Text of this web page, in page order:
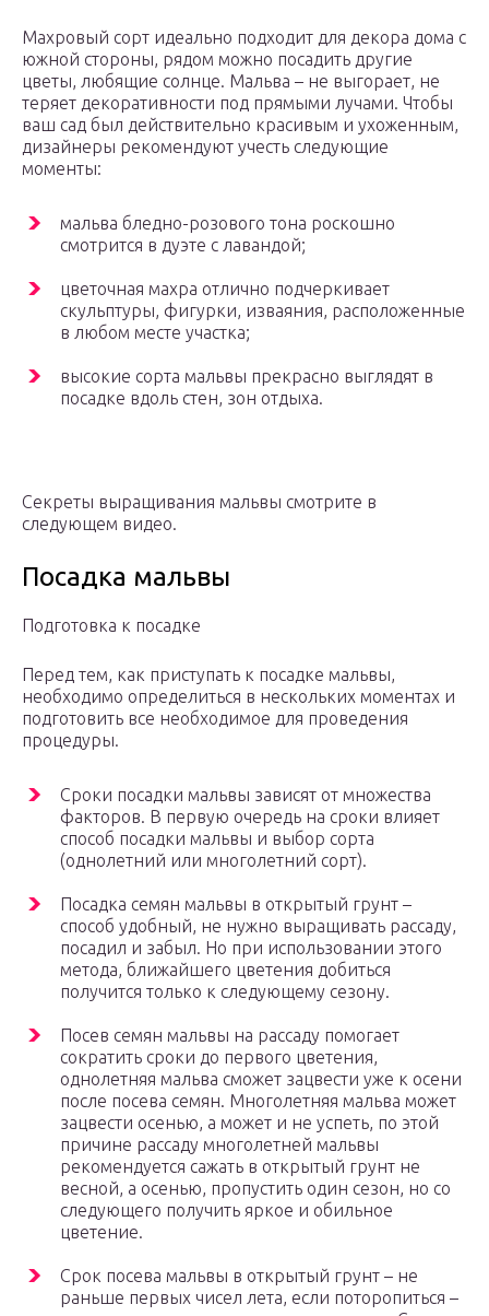
Махровый сорт идеально подходит для декора дома с
южной стороны, рядом можно посадить другие
цветы, любящие солнце. Мальва – не выгорает, не
теряет декоративности под прямыми лучами. Чтобы
ваш сад был действительно красивым и ухоженным,
дизайнеры рекомендуют учесть следующие
моменты:
мальва бледно-розового тона роскошно
смотрится в дуэте с лавандой;
цветочная махра отлично подчеркивает
скульптуры, фигурки, изваяния, расположенные
в любом месте участка;
высокие сорта мальвы прекрасно выглядят в
посадке вдоль стен, зон отдыха.
Секреты выращивания мальвы смотрите в
следующем видео.
Посадка мальвы
Подготовка к посадке
Перед тем, как приступать к посадке мальвы,
необходимо определиться в нескольких моментах и
подготовить все необходимое для проведения
процедуры.
Сроки посадки мальвы зависят от множества
факторов. В первую очередь на сроки влияет
способ посадки мальвы и выбор сорта
(однолетний или многолетний сорт).
Посадка семян мальвы в открытый грунт –
способ удобный, не нужно выращивать рассаду,
посадил и забыл. Но при использовании этого
метода, ближайшего цветения добиться
получится только к следующему сезону.
Посев семян мальвы на рассаду помогает
сократить сроки до первого цветения,
однолетняя мальва сможет зацвести уже к осени
после посева семян. Многолетняя мальва может
зацвести осенью, а может и не успеть, по этой
причине рассаду многолетней мальвы
рекомендуется сажать в открытый грунт не
весной, а осенью, пропустить один сезон, но со
следующего получить яркое и обильное
цветение.
Срок посева мальвы в открытый грунт – не
раньше первых чисел лета, если поторопиться –